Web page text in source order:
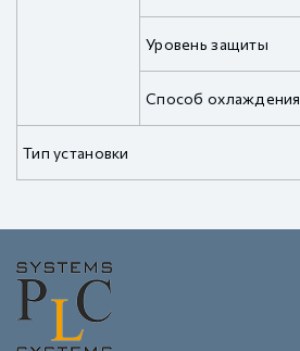
Уровень защиты
Способ охлаждения
Тип установки